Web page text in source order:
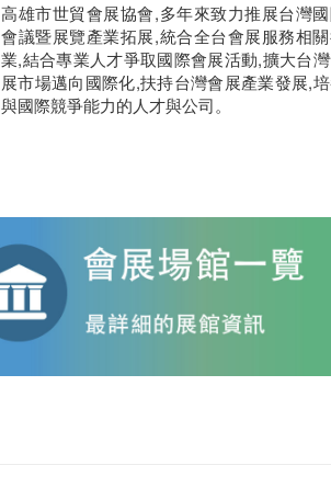
高雄市世貿會展協會,多年來致力推展台灣
會議暨展覽產業拓展,統合全台會展服務相
業,結合專業人才爭取國際會展活動,擴大台
展市場邁向國際化,扶持台灣會展產業發展,
與國際競爭能力的人才與公司。